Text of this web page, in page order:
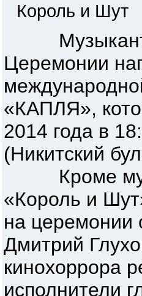
Король и Шут
Музыканты
Церемонии
«КАПЛЯ»,
2014 года в
(Никитский
Кроме
«Король и
на церемонии
Дмитрий
кинохоррора
исполнители